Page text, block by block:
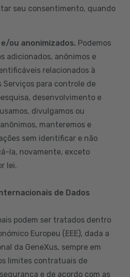
seu consentimento, quando
ou anonimizados. Podemos
adicionados, anônimos e
relacionados à
Serviços para controle de
desenvolvimento e
divulgamos ou
manteremos e
sem identificar e não
la, novamente, exceto
lei.
de Dados
podem ser tratados dentro
Europeu (EEE), dada a
da GeneXus, sempre em
limites contratuais de
e de acordo com as